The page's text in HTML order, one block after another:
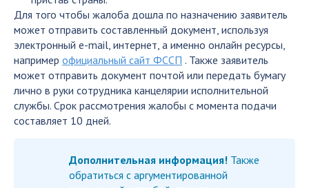
Для того чтобы жалоба дошла по назначению заявитель
может отправить составленный документ, используя
электронный e-mail, интернет, а именно онлайн ресурсы,
например официальный сайт ФССП . Также заявитель
может отправить документ почтой или передать бумагу
лично в руки сотрудника канцелярии исполнительной
службы. Срок рассмотрения жалобы с момента подачи
составляет 10 дней.
Дополнительная информация! Также
обратиться с аргументированной